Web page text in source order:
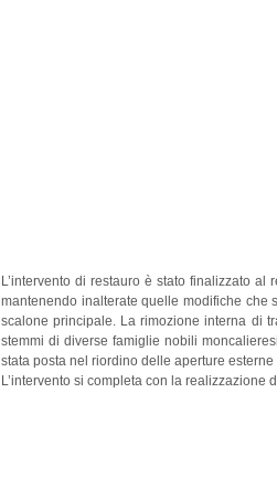
L’intervento di restauro è stato finalizzato
mantenendo inalterate quelle modifiche che
scalone principale. La rimozione interna di
stemmi di diverse famiglie nobili
stata posta nel riordino delle aperture
L’intervento si completa con la